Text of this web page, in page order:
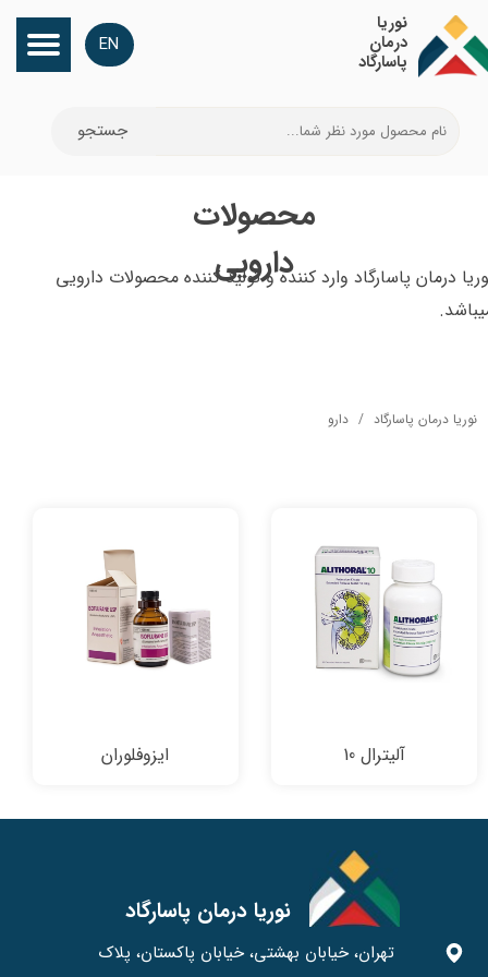
​نوریا
درمان
پاسارگاد
جستجو
EN
​محصولات
دارویی
درمان پاسارگاد وارد کننده و تولید کننده محصولات دارویی
نوریا درمان پاسارگاد دارو
آلیترال 10 ایزوفلوران
نوریا درمان پاسارگاد
تهران، خیابان بهشتی، خیابان پاکستان، پلاک